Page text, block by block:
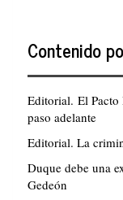
Contenido
Editorial. El
paso adelante
Editorial. La
Duque debe una
Gedeón